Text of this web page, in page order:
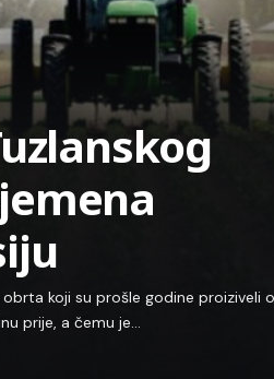
koji su prošle godine proiziveli
prije, a čemu je…